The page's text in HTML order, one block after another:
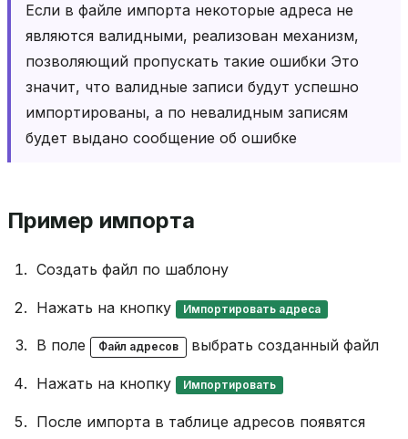
Если в файле импорта некоторые адреса не
являются валидными, реализован механизм,
позволяющий пропускать такие ошибки Это
значит, что валидные записи будут успешно
импортированы, а по невалидным записям
будет выдано сообщение об ошибке
Пример импорта
Создать файл по шаблону
Нажать на кнопку Импортировать адреса
В поле Файл адресов выбрать созданный файл
Нажать на кнопку Импортировать
После импорта в таблице адресов появятся